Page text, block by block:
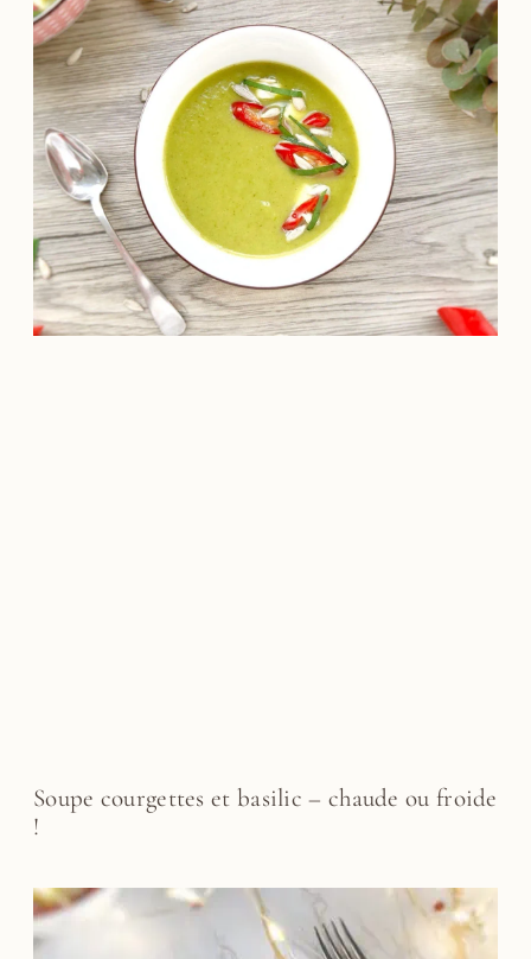
Soupe courgettes et basilic – chaude ou froide
!